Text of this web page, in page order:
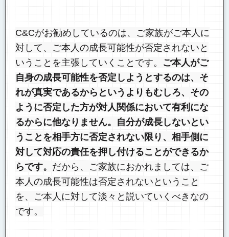
C&Cがお勧めしているのは、ご家族がご本人に
対して、ご本人の成長可能性が否定されないと
いうことを主張していくことです。 ご本人がご
自身の成長可能性を否定しようとするのは、そ
れが真実であるからというよりもむしろ、その
ように否定した方が対人関係において有利にな
るからに他なりません。自分が成長しないとい
うことを相手方に否定されない限り、相手側に
対して対応の責任を押し付けることができるか
らです。 だから、ご家族におかれましては、ご
本人の成長可能性は否定されないということ
を、ご本人に対して淡々と説いていくべきなの
です。